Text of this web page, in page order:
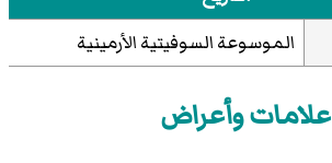
الموسوعة السوفيتية الأرمينية
علامات وأعراض